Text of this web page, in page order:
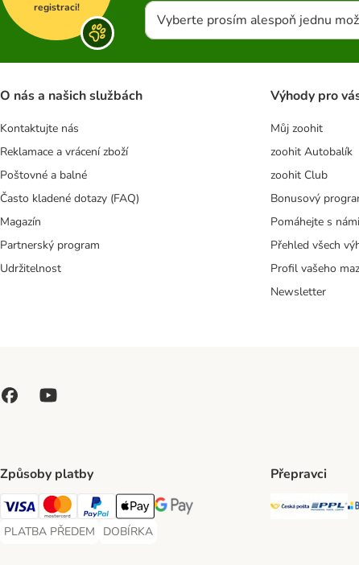
registraci!
Vyberte prosím alespoň jednu
O nás a našich službách
Kontaktujte nás
Reklamace a vrácení zboží
Poštovné a balné
Často kladené dotazy (FAQ)
Magazín
Partnerský program
Udržitelnost
Výhody pro
Můj zoohit
zoohit Autobalík
zoohit Club
Bonusový
Pomáhejte s
Přehled všech
Profil vašeho
Newsletter
Způsoby platby
Visa Payment Method
Mastercard Payment Method
PayPal Payment Method
Apple pay Payment Method
GooglePay Payment Method
PLATBA PŘEDEM
PLATBA PŘEDEM Payment Method
DOBÍRKA
DOBÍRKA Payment Method
Přepravci
Česká